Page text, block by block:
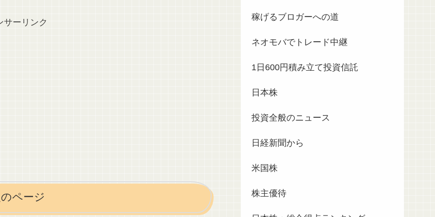
サーリンク
ページ
稼げるブロガーへの道
ネオモバでトレード中継
1日600円積み立て投資信託
日本株
投資全般のニュース
日経新聞から
米国株
株主優待